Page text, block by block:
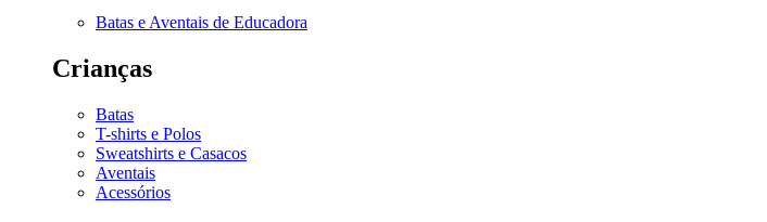
Batas e Aventais de Educadora
Crianças
Batas
T-shirts e Polos
Sweatshirts e Casacos
Aventais
Acessórios